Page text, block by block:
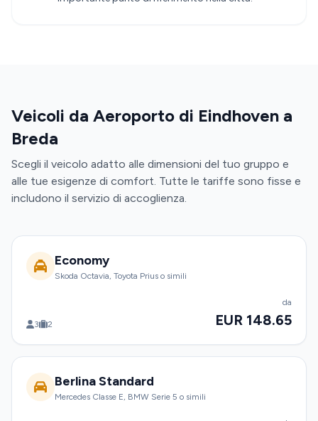
Veicoli da Aeroporto di Eindhoven a
Breda
Scegli il veicolo adatto alle dimensioni del tuo gruppo e
alle tue esigenze di comfort. Tutte le tariffe sono fisse e
includono il servizio di accoglienza.
Economy
Skoda Octavia, Toyota Prius o simili
3 2
da
EUR 148.65
Berlina Standard
Mercedes Classe E, BMW Serie 5 o simili